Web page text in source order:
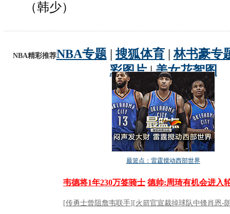
（韩少）